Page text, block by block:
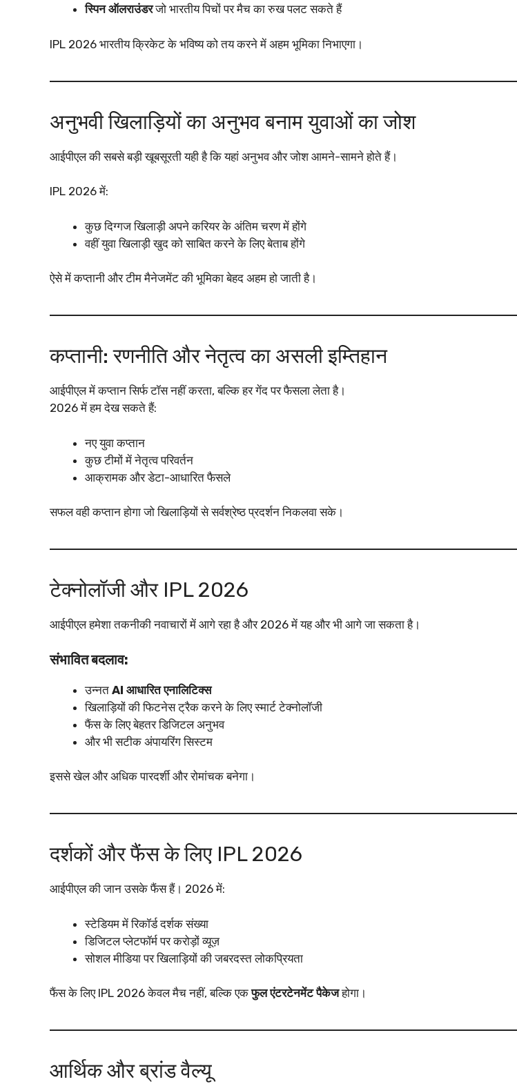
स्पिन ऑलराउंडरजो भारतीय पिचों पर मैच का रुख पलट सकते हैं
IPL 2026 भारतीय क्रिकेट के भविष्य को तय करने में अहम भूमिका निभाएगा।
अनुभवी खिलाड़ियों का अनुभव बनाम युवाओं का जोश
आईपीएल की सबसे बड़ी खूबसूरती यही है कि यहां अनुभव और जोश आमने-सामने होते हैं।
IPL 2026 में:
कुछ दिग्गज खिलाड़ी अपने करियर के अंतिम चरण में होंगे
वहीं युवा खिलाड़ी खुद को साबित करने के लिए बेताब होंगे
ऐसे में कप्तानी और टीम मैनेजमेंट की भूमिका बेहद अहम हो जाती है।
कप्तानी: रणनीति और नेतृत्व का असली इम्तिहान
आईपीएल में कप्तान सिर्फ टॉस नहीं करता, बल्कि हर गेंद पर फैसला लेता है।
2026 में हम देख सकते हैं:
नए युवा कप्तान
कुछ टीमों में नेतृत्व परिवर्तन
आक्रामक और डेटा-आधारित फैसले
सफल वही कप्तान होगा जो खिलाड़ियों से सर्वश्रेष्ठ प्रदर्शन निकलवा सके।
टेक्नोलॉजी और IPL 2026
आईपीएल हमेशा तकनीकी नवाचारों में आगे रहा है और 2026 में यह और भी आगे जा सकता है।
संभावित बदलाव:
उन्नत AI आधारित एनालिटिक्स
खिलाड़ियों की फिटनेस ट्रैक करने के लिए स्मार्ट टेक्नोलॉजी
फैंस के लिए बेहतर डिजिटल अनुभव
और भी सटीक अंपायरिंग सिस्टम
इससे खेल और अधिक पारदर्शी और रोमांचक बनेगा।
दर्शकों और फैंस के लिए IPL 2026
आईपीएल की जान उसके फैंस हैं। 2026 में:
स्टेडियम में रिकॉर्ड दर्शक संख्या
डिजिटल प्लेटफॉर्म पर करोड़ों व्यूज़
सोशल मीडिया पर खिलाड़ियों की जबरदस्त लोकप्रियता
फैंस के लिए IPL 2026 केवल मैच नहीं, बल्कि एकफुल एंटरटेनमेंट पैकेजहोगा।
आर्थिक और ब्रांड वैल्यू